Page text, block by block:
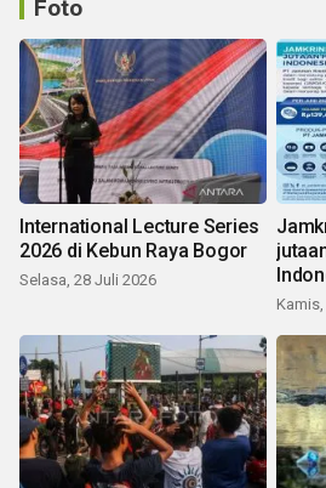
Foto
International Lecture Series
2026 di Kebun Raya Bogor
Selasa, 28 Juli 2026